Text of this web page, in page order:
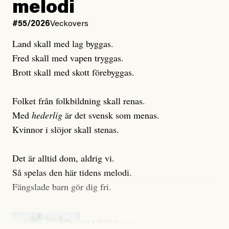
Uppdaterad7 August, 2026
Uppdaterad3 August, 2026
melodi
#55/2026Veckovers
Land skall med lag byggas.
Fred skall med vapen tryggas.
Brott skall med skott förebyggas.
Folket från folkbildning skall renas.
Med hederlig är det svensk som menas.
Kvinnor i slöjor skall stenas.
Det är alltid dom, aldrig vi.
Så spelas den här tidens melodi.
Fängslade barn gör dig fri.